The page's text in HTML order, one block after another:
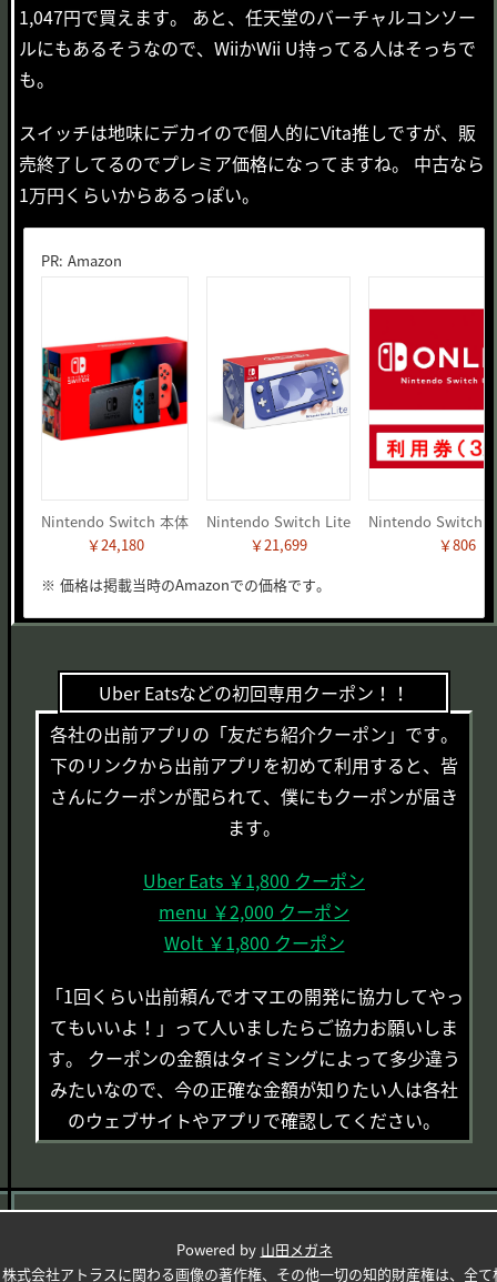
1,047円で買えます。 あと、任天堂のバーチャルコンソー
ルにもあるそうなので、WiiかWii U持ってる人はそっちで
も。
スイッチは地味にデカイので個人的にVita推しですが、販
売終了してるのでプレミア価格になってますね。 中古なら
1万円くらいからあるっぽい。
PR: Amazon
Nintendo Switch 本体
￥24,180
Nintendo Switch Lite
￥21,699
￥806
※ 価格は掲載当時のAmazonでの価格です。
Uber Eatsなどの初回専用クーポン！！
各社の出前アプリの「友だち紹介クーポン」です。
下のリンクから出前アプリを初めて利用すると、皆
さんにクーポンが配られて、僕にもクーポンが届き
ます。
Uber Eats ￥1,800 クーポン
menu ￥2,000 クーポン
Wolt ￥1,800 クーポン
「1回くらい出前頼んでオマエの開発に協力してやっ
てもいいよ！」って人いましたらご協力お願いしま
す。 クーポンの金額はタイミングによって多少違う
みたいなので、今の正確な金額が知りたい人は各社
のウェブサイトやアプリで確認してください。
Powered by 山田メガネ
株式会社アトラスに関わる画像の著作権、その他一切の知的財産権は、全て